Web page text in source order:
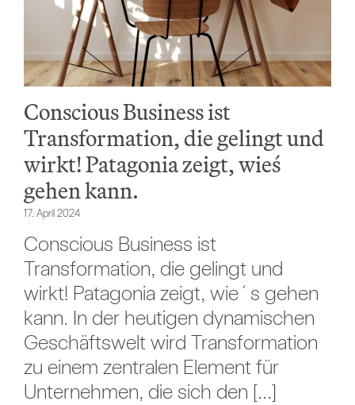
Conscious Business ist
Transformation, die gelingt und
wirkt! Patagonia zeigt, wie´s
gehen kann.
17. April 2024
Conscious Business ist
Transformation, die gelingt und
wirkt! Patagonia zeigt, wie´s gehen
kann. In der heutigen dynamischen
Geschäftswelt wird Transformation
zu einem zentralen Element für
Unternehmen, die sich den [...]